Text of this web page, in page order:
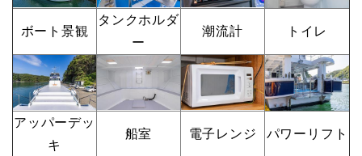
ボート景観
タンクホルダ
ー
潮流計 トイレ
アッパーデッ
キ
船室 電子レンジ パワーリフト